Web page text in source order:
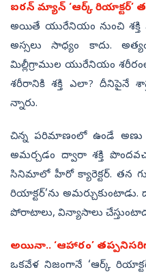
ఐరన్‌ మ్యాన్‌ ‘ఆర్క్‌ రియాక్టర్‌’
అయితే యురేనియం నుంచి శక్తి
అస్సలు సాధ్యం కాదు.
మిల్లీగ్రాముల యురేనియం
శరీరానికి శక్తి ఎలా? దీనిపైనే
న్నారు.
చిన్న పరిమాణంలో ఉండే అణు
అమర్చడం ద్వారా శక్తి
సినిమాలో హీరో క్యారెక్టర్‌. తన
రియాక్టర్‌’ను
పోరాటాలు, విన్యాసాలు
అయినా.. ‘ఆహారం’
ఒకవేళ నిజంగానే ‘ఆర్క్‌